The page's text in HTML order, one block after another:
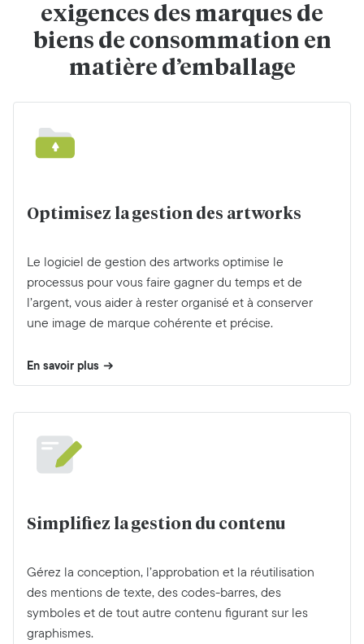
exigences des marques de
biens de consommation en
matière d’emballage
Optimisez la gestion des artworks
Le logiciel de gestion des artworks optimise le
processus pour vous faire gagner du temps et de
l’argent, vous aider à rester organisé et à conserver
une image de marque cohérente et précise.
En savoir plus
Simplifiez la gestion du contenu
Gérez la conception, l’approbation et la réutilisation
des mentions de texte, des codes-barres, des
symboles et de tout autre contenu figurant sur les
graphismes.